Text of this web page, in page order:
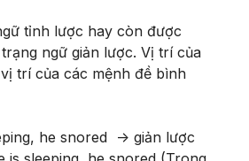
tỉnh lược hay còn được
ngữ giản lược. Vị trí của
trí của các mệnh đề bình
he snored -> giản lược